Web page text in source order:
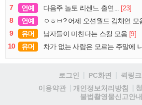
7
연예 다음주 놀토 리센느 출연...
[23]
8
연예 ㅇㅎㅂ? 어제 오션월드 김채연 모
9
유머 남자들이 미친다는 스킬 모음 [9]
10
유머 차가 없는 사람은 모르는 주말에
로그인 PC화면 퀵링크
이용약관
개인정보처리방침
불법촬영물신고안내